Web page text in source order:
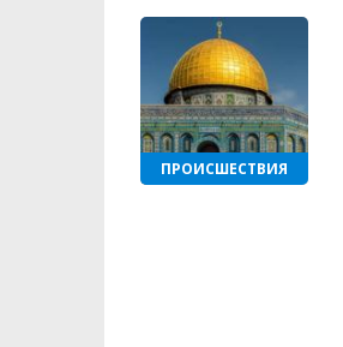
ПРОИСШЕСТВИЯ